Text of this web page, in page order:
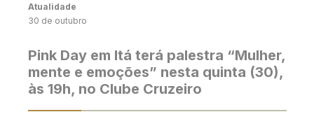
Atualidade
30 de outubro
Pink Day em Itá terá palestra “Mulher,
mente e emoções” nesta quinta (30),
às 19h, no Clube Cruzeiro